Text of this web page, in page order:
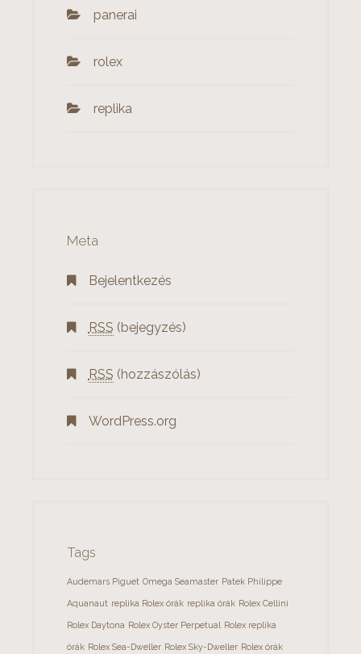
panerai
rolex
‎replika
Meta
Bejelentkezés
RSS (bejegyzés)
RSS (hozzászólás)
WordPress.org
Tags
Audemars Piguet Omega Seamaster Patek Philippe
Aquanaut replika Rolex órák replika órák Rolex Cellini
Rolex Daytona Rolex Oyster Perpetual Rolex replika
órák Rolex Sea-Dweller Rolex Sky-Dweller Rolex órák